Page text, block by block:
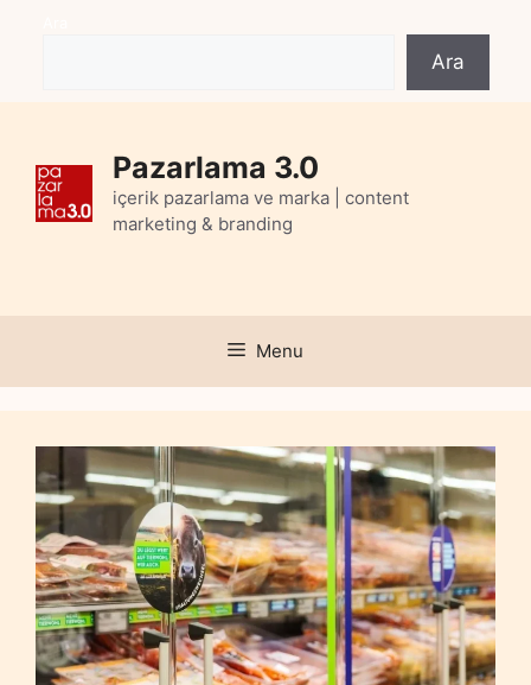
Ara
Pazarlama 3.0
içerik pazarlama ve marka | content
marketing & branding
Menu